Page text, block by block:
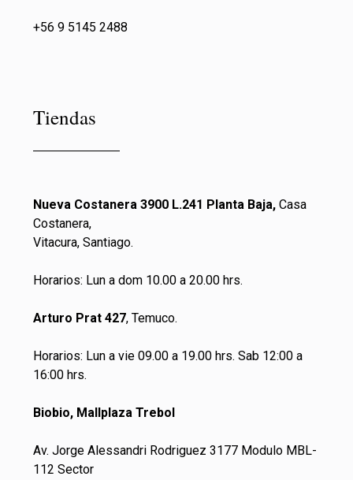
+56 9 5145 2488
Tiendas
Nueva Costanera 3900 L.241 Planta Baja, Casa
Costanera,
Vitacura, Santiago.
Horarios: Lun a dom 10.00 a 20.00 hrs.
Arturo Prat 427, Temuco.
Horarios: Lun a vie 09.00 a 19.00 hrs. Sab 12:00 a
16:00 hrs.
Biobio, Mallplaza Trebol
Av. Jorge Alessandri Rodriguez 3177 Modulo MBL-
112 Sector